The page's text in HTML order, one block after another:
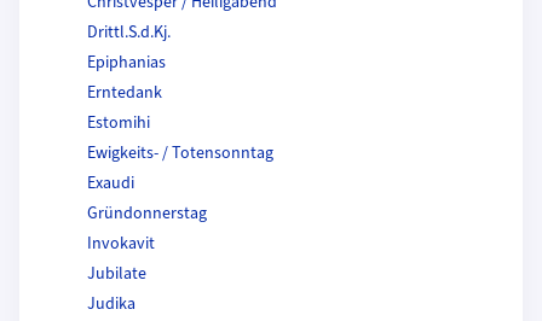
Drittl.S.d.Kj.
Epiphanias
Erntedank
Estomihi
Ewigkeits- / Totensonntag
Exaudi
Gründonnerstag
Invokavit
Jubilate
Judika